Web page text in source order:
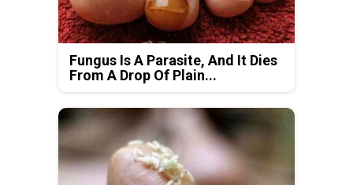
Fungus Is A Parasite, And It Dies
From A Drop Of Plain...